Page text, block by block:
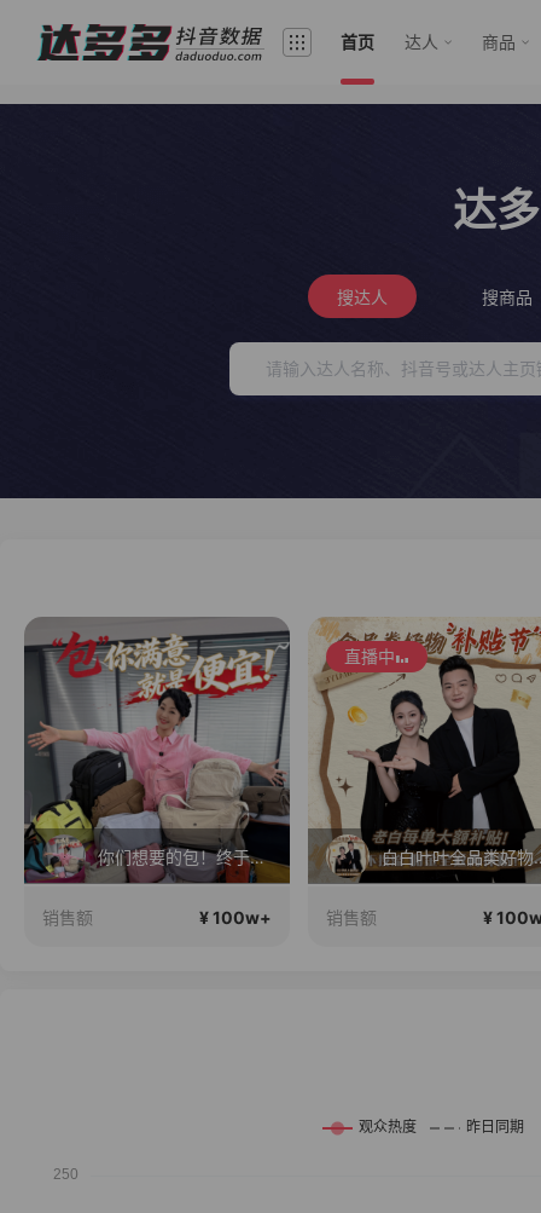
首页 达人 商品
达
搜达人 搜商品
你们想要的包！终于来了！包你满意！
销售额 ¥ 100w+
直播中
白白叶
销售额 ¥